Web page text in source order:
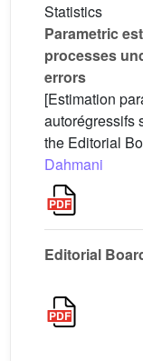
Statistics
Parametric
processes
errors
[Estimation
autorégressifs
the Editorial
Dahmani
Editorial